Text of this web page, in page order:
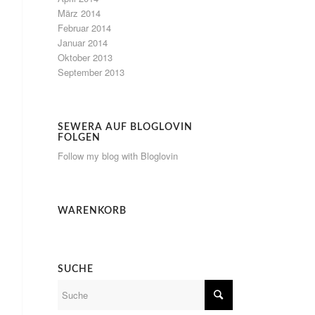
März 2014
Februar 2014
Januar 2014
Oktober 2013
September 2013
SEWERA AUF BLOGLOVIN
FOLGEN
Follow my blog with Bloglovin
WARENKORB
SUCHE